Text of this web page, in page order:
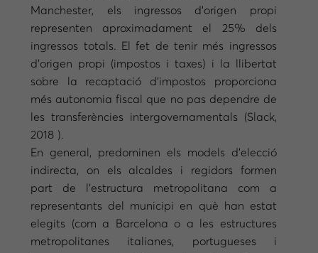
Manchester, els ingressos d’origen propi
representen aproximadament el 25% dels
ingressos totals. El fet de tenir més ingressos
d’origen propi (impostos i taxes) i la llibertat
sobre la recaptació d’impostos proporciona
més autonomia fiscal que no pas dependre de
les transferències intergovernamentals (Slack,
2018 ).
En general, predominen els models d’elecció
indirecta, on els alcaldes i regidors formen
part de l’estructura metropolitana com a
representants del municipi en què han estat
elegits (com a Barcelona o a les estructures
metropolitanes italianes, portugueses i